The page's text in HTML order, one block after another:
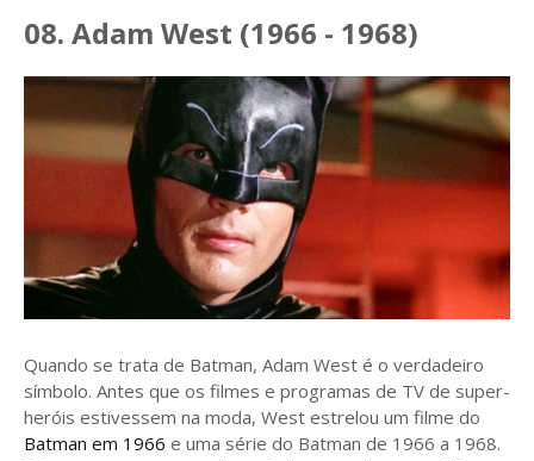
08. Adam West (1966 - 1968)
Quando se trata de Batman, Adam West é o verdadeiro
símbolo. Antes que os filmes e programas de TV de super-
heróis estivessem na moda, West estrelou um filme do
Batman em 1966 e uma série do Batman de 1966 a 1968.